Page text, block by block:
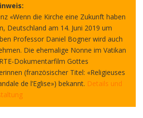
«Wenn die Kirche eine Zukunft haben
Deutschland am 14. Juni 2019 um
Professor Daniel Bogner wird auch
Die ehemalige Nonne im Vatikan
Dokumentarfilm Gottes
(französischer Titel: «Religieuses
de l’Eglise») bekannt. Details und